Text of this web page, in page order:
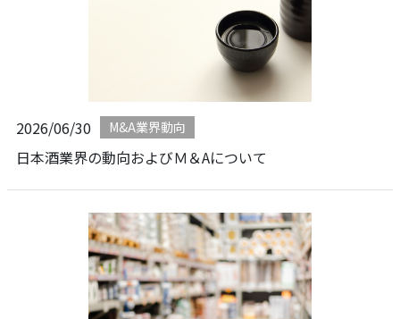
2026/06/30 M&A業界動向
日本酒業界の動向およびＭ＆Aについて